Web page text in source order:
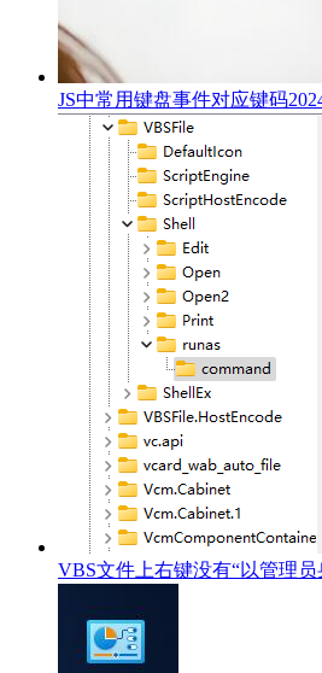
JS中常用键盘事件对应键码
VBS文件上右键没有“以管理员